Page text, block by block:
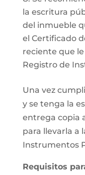
la escritura
del inmueble
el Certificado
reciente que
Registro de
Una vez
y se tenga la
entrega copia
para llevarla a
Instrumentos
Requisitos